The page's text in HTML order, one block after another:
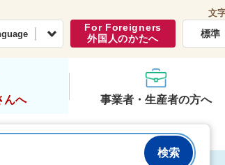
常総市公式ホームページくらし・行政
For Foreigners
外国人のかたへ
文
標準
んへ 事業者・生産者の方へ